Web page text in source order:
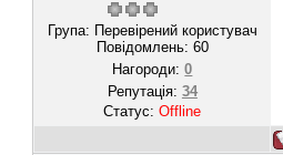
Група: Перевірений користувач
Повідомлень: 60
Нагороди:0
Репутація: 34
Статус:Offline